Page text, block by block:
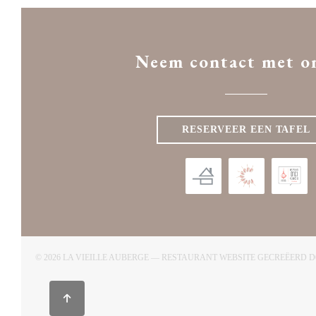
Neem contact met
RESERVEER EEN TAFEL
© 2026 LA VIEILLE AUBERGE — RESTAURANT WEBSITE GECREËERD